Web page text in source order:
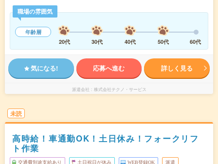
職場の雰囲気
年齢層
20代
30代 40代 50代 60代
気になる! 応募へ進む 詳しく見る
派遣会社 株式会社テクノ・サービス
未読
高時給！車通勤OK！土日休み！フォークリフ
ト作業
交通費別途支給あり 土日祝日が休み WEB登録OK 派遣